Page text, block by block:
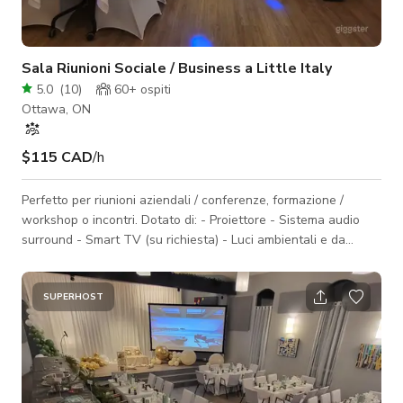
Sala Riunioni Sociale / Business a Little Italy
5.0 (10) 60+ ospiti
Ottawa, ON
$115 CAD/h
Perfetto per riunioni aziendali / conferenze, formazione /
workshop o incontri. Dotato di: - Proiettore - Sistema audio
surround - Smart TV (su richiesta) - Luci ambientali e da
Connessione Internet (fino a 1 Gbps) - 14 tavoli
(completamente pieghevoli / mobili) - 40 sedie (impilabili) -
Posti aggiuntivi per 20 persone (panchine a muro) - Sedie
aggiuntive (su richiesta) - Accesso con ascensore assistito
direttamente nella stanza - Luce natura
SUPERHOST